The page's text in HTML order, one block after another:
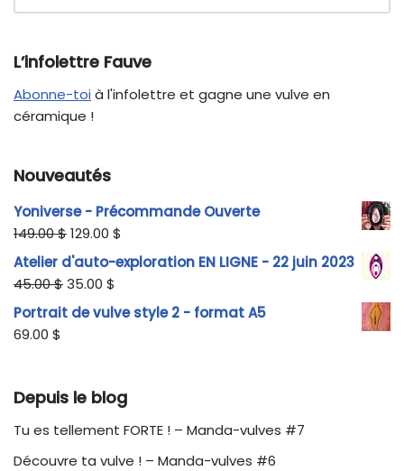
L’infolettre Fauve
Abonne-toi à l'infolettre et gagne une vulve en
céramique !
Nouveautés
Yoniverse - Précommande Ouverte
149.00$129.00 $
Atelier d'auto-exploration EN LIGNE - 22 juin 2023
45.00$35.00 $
Portrait de vulve style 2 - format A5
69.00 $
Depuis le blog
Tu es tellement FORTE ! – Manda-vulves #7
Découvre ta vulve ! – Manda-vulves #6